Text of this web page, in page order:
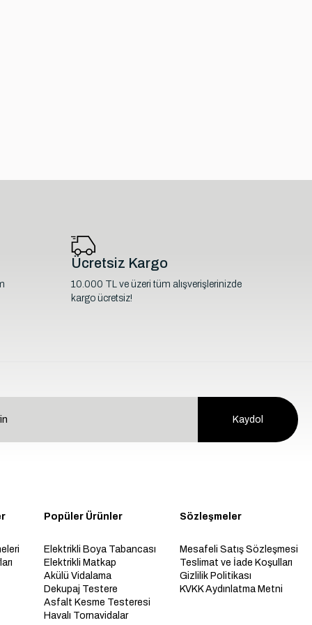
Ücretsiz Kargo
10.000 TL ve üzeri tüm alışverişlerinizde
kargo ücretsiz!
Kaydol
Popüler Ürünler
Elektrikli Boya Tabancası
Elektrikli Matkap
Akülü Vidalama
Dekupaj Testere
Asfalt Kesme Testeresi
Havalı Tornavidalar
Sözleşmeler
Mesafeli Satış Sözleşmesi
Teslimat ve İade Koşulları
Gizlilik Politikası
KVKK Aydınlatma Metni